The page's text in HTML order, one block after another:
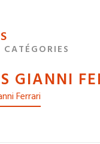
GIANNI
Ferrari